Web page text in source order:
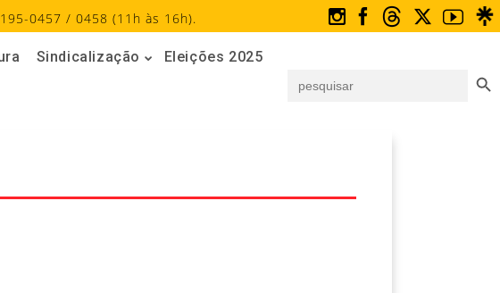
0457 / 0458 (11h às 16h).
Sindicalização
Eleições 2025
for: